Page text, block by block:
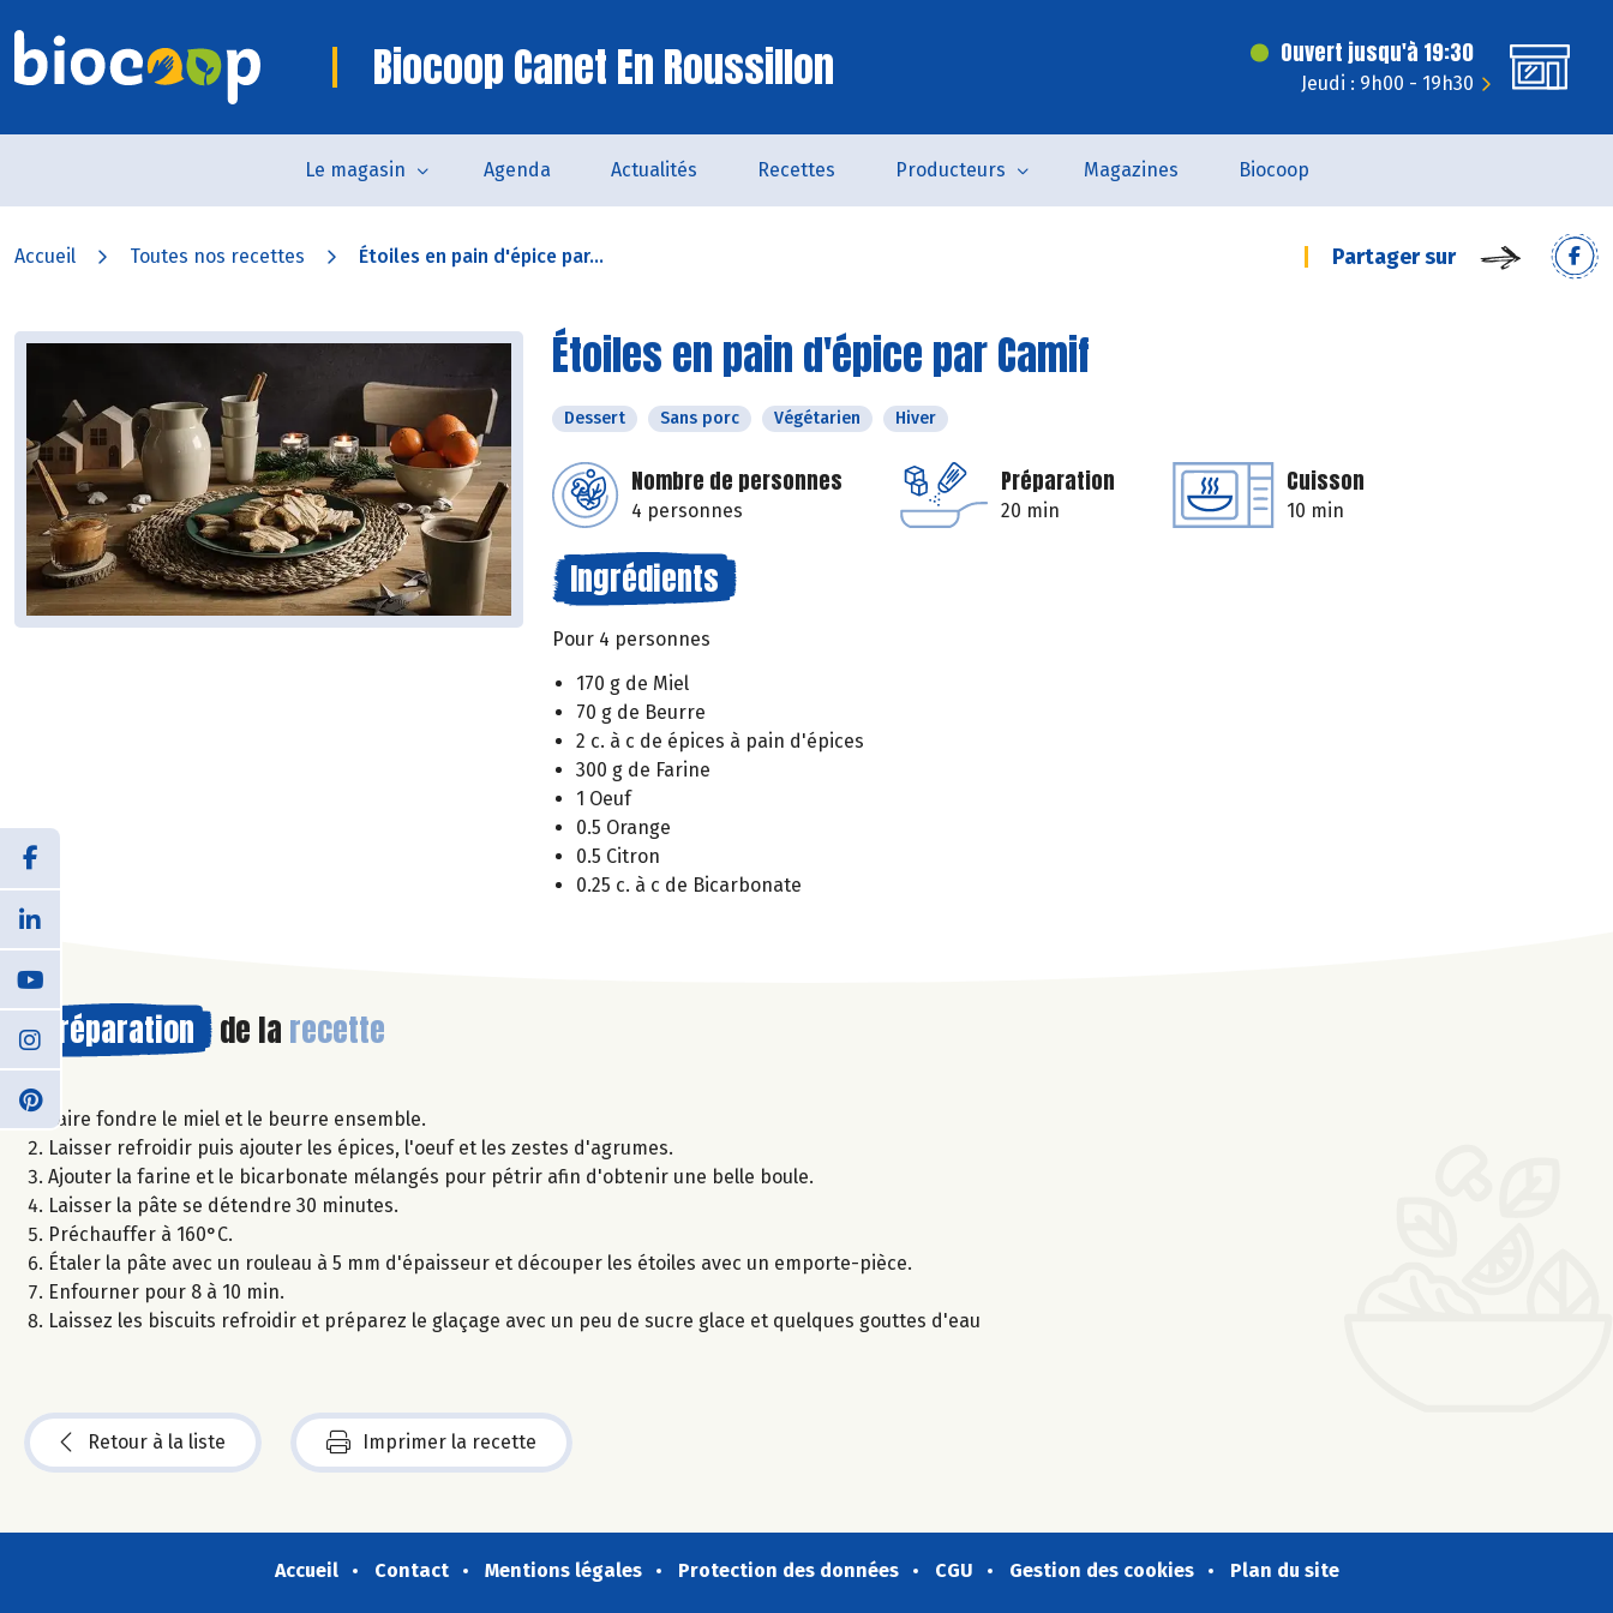
Biocoop Canet En Roussillon Ouvert jusqu'à 19:30
Jeudi : 9h00 - 19h30
Le magasin Agenda Actualités Recettes Producteurs Magazines Biocoop
Accueil Toutes nos recettes Étoiles en pain d'épice par... Partager sur
Étoiles en pain d'épice par Camif
Dessert Sans porc Végétarien Hiver
Nombre de personnes
4 personnes
Préparation
20 min
Cuisson
10 min
Ingrédients
Pour 4 personnes
170 g de Miel
70 g de Beurre
2 c. à c de épices à pain d'épices
300 g de Farine
1 Oeuf
0.5 Orange
0.5 Citron
0.25 c. à c de Bicarbonate
Préparation de la recette
Faire fondre le miel et le beurre ensemble.
Laisser refroidir puis ajouter les épices, l'oeuf et les zestes d'agrumes.
Ajouter la farine et le bicarbonate mélangés pour pétrir afin d'obtenir une belle boule.
Laisser la pâte se détendre 30 minutes.
Préchauffer à 160°C.
Étaler la pâte avec un rouleau à 5 mm d'épaisseur et découper les étoiles avec un emporte-pièce.
Enfourner pour 8 à 10 min.
Laissez les biscuits refroidir et préparez le glaçage avec un peu de sucre glace et quelques gouttes d'eau
Retour à la liste Imprimer la recette
Accueil Contact Mentions légales Protection des données CGU Gestion des cookies Plan du site